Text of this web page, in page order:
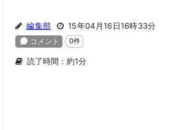
編集部 15年04月16日16時33分
読了時間：約1分